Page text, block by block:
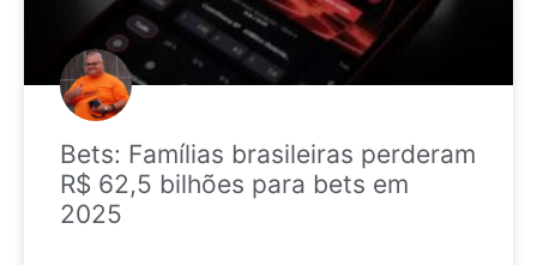
Bets: Famílias brasileiras perderam
R$ 62,5 bilhões para bets em
2025